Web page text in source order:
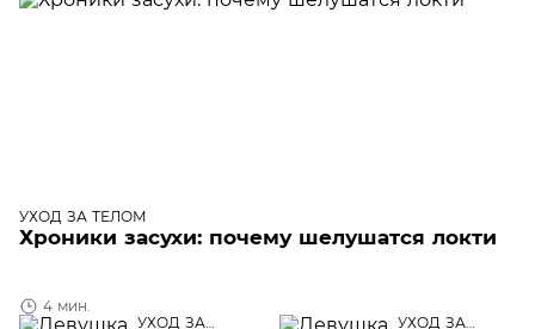
УХОД ЗА ТЕЛОМ
Хроники засухи: почему шелушатся локти
4 мин.
УХОД ЗА
УХОД ЗА